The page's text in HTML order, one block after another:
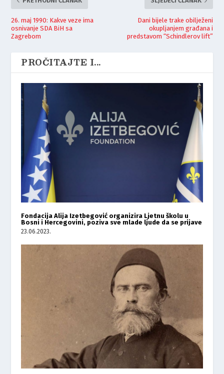
26. maj 1990: Kakve veze ima
osnivanje SDA BiH sa
Zagrebom
Dani bijele trake obilježeni
okupljanjem građana i
predstavom “Schindlerov lift”
PROČITAJTE I...
Fondacija Alija Izetbegović organizira Ljetnu školu u
Bosni i Hercegovini, poziva sve mlade ljude da se prijave
23.06.2023.